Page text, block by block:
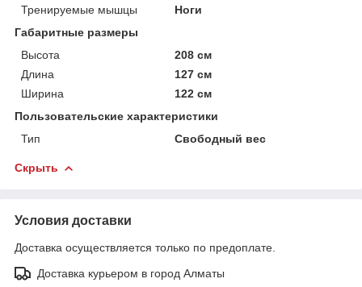
Тренируемые мышцы
Ноги
Габаритные размеры
Высота
208 см
Длина
127 см
Ширина
122 см
Пользовательские характеристики
Тип
Свободный вес
Скрыть
Условия доставки
Доставка осуществляется только по предоплате.
Доставка курьером в город Алматы